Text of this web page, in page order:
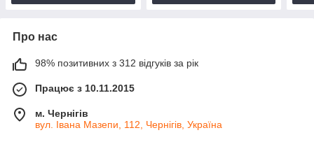
Про нас
98% позитивних з 312 відгуків за рік
Працює з 10.11.2015
м. Чернігів
вул. Івана Мазепи, 112, Чернігів, Україна